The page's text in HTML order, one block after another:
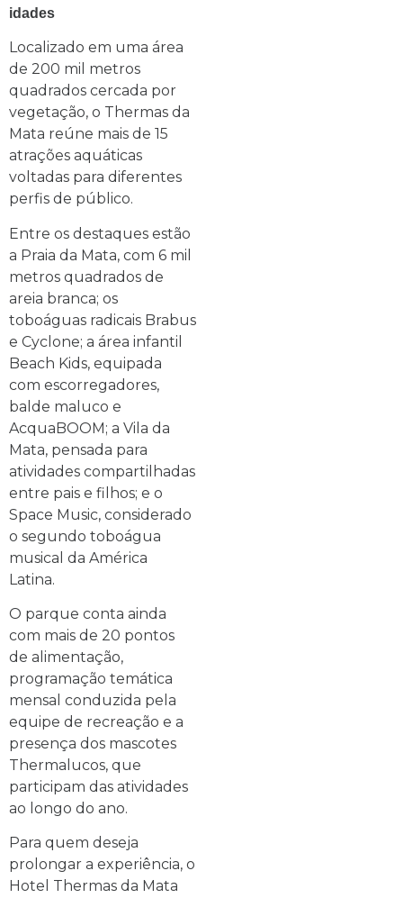
idades
Localizado em uma área
de 200 mil metros
quadrados cercada por
vegetação, o Thermas da
Mata reúne mais de 15
atrações aquáticas
voltadas para diferentes
perfis de público.
Entre os destaques estão
a Praia da Mata, com 6 mil
metros quadrados de
areia branca; os
toboáguas radicais Brabus
e Cyclone; a área infantil
Beach Kids, equipada
com escorregadores,
balde maluco e
AcquaBOOM; a Vila da
Mata, pensada para
atividades compartilhadas
entre pais e filhos; e o
Space Music, considerado
o segundo toboágua
musical da América
Latina.
O parque conta ainda
com mais de 20 pontos
de alimentação,
programação temática
mensal conduzida pela
equipe de recreação e a
presença dos mascotes
Thermalucos, que
participam das atividades
ao longo do ano.
Para quem deseja
prolongar a experiência, o
Hotel Thermas da Mata